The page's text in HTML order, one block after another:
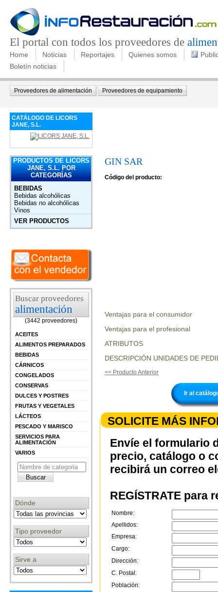
El portal con todos los proveedores de
Home Noticias Reportajes Quienes somos
Boletín noticias
Proveedores de alimentación Proveedores de equipamiento
CATÁLOGO DE LICORS
JANE, S.L.
PRODUCTOS DE LICORS
JANE, S.L. POR
CATEGORÍAS
BEBIDAS
Bebidas alcohólicas
Bebidas no alcohólicas
Vinos
VER PRODUCTOS
Buscar proveedores
alimentación
(3442 proveedores)
ACEITES
ALIMENTOS PREPARADOS
BEBIDAS
CÁRNICOS
CONGELADOS
CONSERVAS
DULCES Y POSTRES
FRUTAS Y VEGETALES
LÁCTEOS
PESCADO Y MARISCO
SERVICIOS PARA
ALIMENTACIÓN
VARIOS
Dónde
Tipo proveedor
Sirve a
GIN SAR
Código del producto:
Ventajas para el consumidor
Ventajas para el profesional
ATRIBUTOS
DESCRIPCIÓN UNIDADES DE
<< Producto Anterior
Ir al
SOLICITE MÁS
Envíe el formulario
precio, catálogo o
recibirá un correo
REGÍSTRATE para
Nombre:
Apellidos:
Empresa:
Cargo:
Dirección:
C. Postal:
Población: